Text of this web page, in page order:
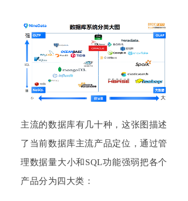
主流的数据库有几十种，这张图描述
了当前数据库主流产品定位，通过管
理数据量大小和SQL功能强弱把各个
产品分为四大类：